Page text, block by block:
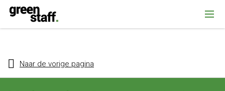
{ "@context": "https://schema.org", "@type": "Organization", "name":
""Greenstaff, "url": "https://www.greenstaff.nl", "logo": "" }
Naar de vorige pagina